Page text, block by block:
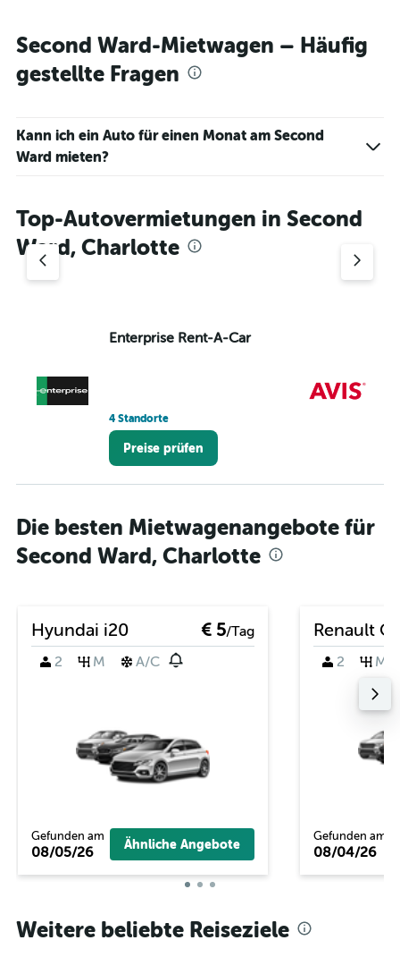
Second Ward-Mietwagen – Häufig
gestellte Fragen
Kann ich ein Auto für einen Monat am Second
Ward mieten?
Top-Autovermietungen in Second
Ward, Charlotte
Enterprise Rent-A-Car
4 Standorte
Preise prüfen
Die besten Mietwagenangebote für
Second Ward, Charlotte
Hyundai i20 € 5/Tag
2
M A/C
Gefunden am
08/05/26 Ähnliche Angebote
Renault
2 M
Gefunden am
08/04/26
Weitere beliebte Reiseziele